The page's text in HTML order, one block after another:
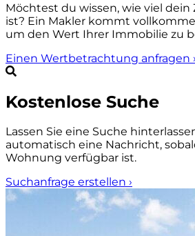
Möchtest du wissen, wie viel
ist? Ein Makler kommt
um den Wert Ihrer Immobilie zu
Einen Wertbetrachtung anfragen ›
Kostenlose Suche
Lassen Sie eine Suche
automatisch eine Nachricht,
Wohnung verfügbar ist.
Suchanfrage erstellen ›